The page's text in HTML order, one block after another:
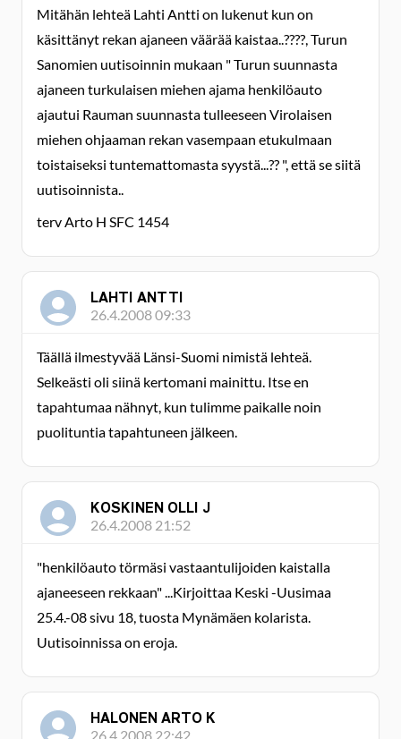
Mitähän lehteä Lahti Antti on lukenut kun on
käsittänyt rekan ajaneen väärää kaistaa..????, Turun
Sanomien uutisoinnin mukaan " Turun suunnasta
ajaneen turkulaisen miehen ajama henkilöauto
ajautui Rauman suunnasta tulleeseen Virolaisen
miehen ohjaaman rekan vasempaan etukulmaan
toistaiseksi tuntemattomasta syystä...?? ", että se siitä
uutisoinnista..
terv Arto H SFC 1454
LAHTI ANTTI
26.4.2008 09:33
Täällä ilmestyvää Länsi-Suomi nimistä lehteä.
Selkeästi oli siinä kertomani mainittu. Itse en
tapahtumaa nähnyt, kun tulimme paikalle noin
puolituntia tapahtuneen jälkeen.
KOSKINEN OLLI J
26.4.2008 21:52
"henkilöauto törmäsi vastaantulijoiden kaistalla
ajaneeseen rekkaan" ...Kirjoittaa Keski -Uusimaa
25.4.-08 sivu 18, tuosta Mynämäen kolarista.
Uutisoinnissa on eroja.
HALONEN ARTO K
26.4.2008 22:42